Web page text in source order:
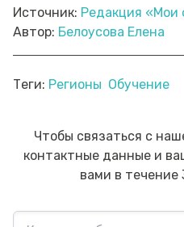
Источник: Редакция «Мои
Автор: Белоусова Елена
Теги: Регионы Обучение
Чтобы связаться с
контактные данные и
вами в течение